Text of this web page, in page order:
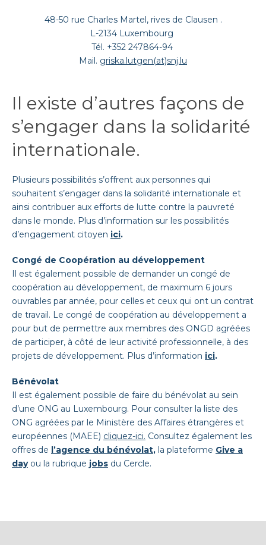
48-50 rue Charles Martel, rives de Clausen .
L-2134 Luxembourg
Tél. +352 247864-94
Mail. griska.lutgen(at)snj.lu
Il existe d’autres façons de
s’engager dans la solidarité
internationale.
Plusieurs possibilités s’offrent aux personnes qui
souhaitent s’engager dans la solidarité internationale et
ainsi contribuer aux efforts de lutte contre la pauvreté
dans le monde. Plus d’information sur les possibilités
d’engagement citoyen ici.
Congé de Coopération au développement
Il est également possible de demander un congé de
coopération au développement, de maximum 6 jours
ouvrables par année, pour celles et ceux qui ont un contrat
de travail. Le congé de coopération au développement a
pour but de permettre aux membres des ONGD agréées
de participer, à côté de leur activité professionnelle, à des
projets de développement. Plus d’information ici.
Bénévolat
Il est également possible de faire du bénévolat au sein
d’une ONG au Luxembourg. Pour consulter la liste des
ONG agréées par le Ministère des Affaires étrangères et
européennes (MAEE) cliquez-ici. Consultez également les
offres de l’agence du bénévolat, la plateforme Give a
dayou la rubrique jobs du Cercle.